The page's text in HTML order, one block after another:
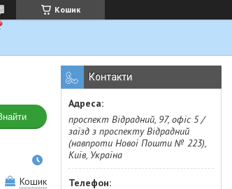
Кошик
Кошик
Контакти
проспект Відрадний, 97, офіс 5 /
заїзд з проспекту Відрадний
(навпроти Нової Пошти № 223),
Київ, Україна